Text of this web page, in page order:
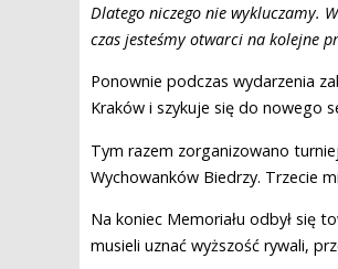
Dlatego niczego nie wykluczamy.
czas jesteśmy otwarci na kolejne
Ponownie podczas wydarzenia
Kraków i szykuje się do nowego
Tym razem zorganizowano
Wychowanków Biedrzy. Trzecie
Na koniec Memoriału odbył się
musieli uznać wyższość rywali,